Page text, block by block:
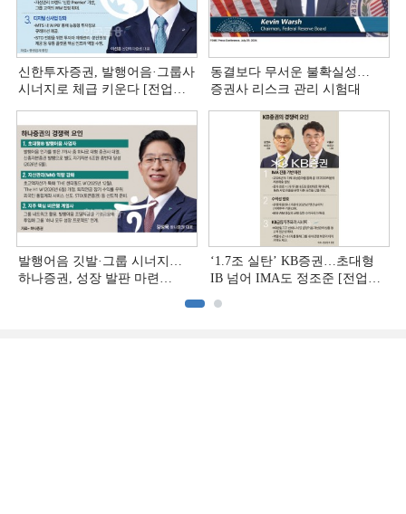
신한투자증권, 발행어음·그룹사
시너지로 체급 키운다 [전업계
동결보다 무서운 불확실성…
증권사 리스크 관리 시험대
발행어음 깃발·그룹 시너지…
하나증권, 성장 발판 마련
‘1.7조 실탄’ KB증권…초대형
IB 넘어 IMA도 정조준 [전업계